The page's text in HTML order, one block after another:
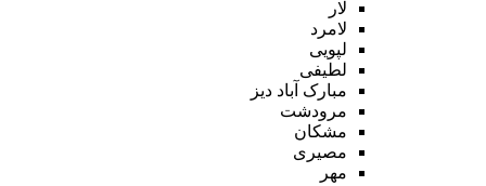
لار
لامرد
لپویی
لطیفی
مبارک آباد دیز
مرودشت
مشکان
مصیری
مهر